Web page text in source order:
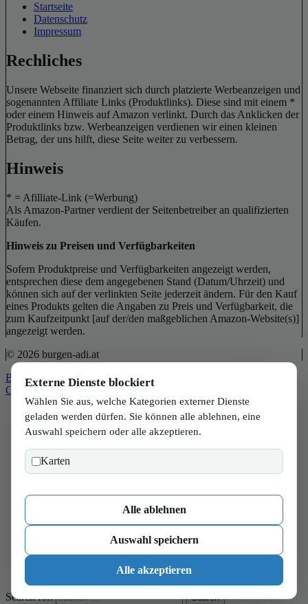
Startseite
Datenschutz
Impressum
Rechliches
Unsere Webseite finanziert sich durch platzierte Werbeanzeigen und
sogenannten Affiliate Links (Produktlinks). Diese sind mit einem *
oder einem Hinweis auf Amazon verlinkt. Durch das Anklicken der
Produktlinks bzw. Werbeanzeigen verdienen wir einen kleinen
Betrag, der uns hilft, diese Seite weiter zu verbessern.
Hinweis
* = Afilliate-Link (=Werbung)
Als Amazon-Partner verdient der Seitenbetreiber an qualifizierten
Käufen.
Hinweis zu Preisen und Verfügbarkeiten
Sofern Produktpreise und Verfügbarkeiten angezeigt werden,
entsprechen diese dem angegebenen Stand (Datum/Uhrzeit) und
können sich auf der verlinkten Seite jederzeit ändern. Für den Kauf
eines Produkts gelten die Angaben zu Preis und Verfügbarkeit, die
zum Kaufzeitpunkt [auf der/den maßgeblichen Amazon-Website(s)]
angezeigt werden.
© 2026 burgen-adi.at
Back to Top
Close
Start
Wien
Niederösterreich
Burgenland
Steiermark
Kärnten
Vorarlberg
Search for: Search
Externe Dienste blockiert
Wählen Sie aus, welche Kategorien externer Dienste
geladen werden dürfen. Sie können alle ablehnen, eine
Auswahl speichern oder alle akzeptieren.
Karten
Alle ablehnen
Auswahl speichern
Alle akzeptieren